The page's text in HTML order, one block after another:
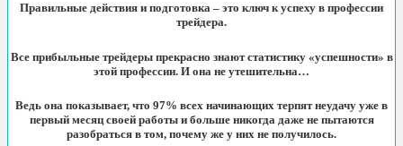
Правильные действия и подготовка – это ключ к успеху в профессии
трейдера.
Все прибыльные трейдеры прекрасно знают статистику «успешности» в
этой профессии. И она не утешительна…
Ведь она показывает, что 97% всех начинающих терпят неудачу уже в
первый месяц своей работы и больше никогда даже не пытаются
разобраться в том, почему же у них не получилось.